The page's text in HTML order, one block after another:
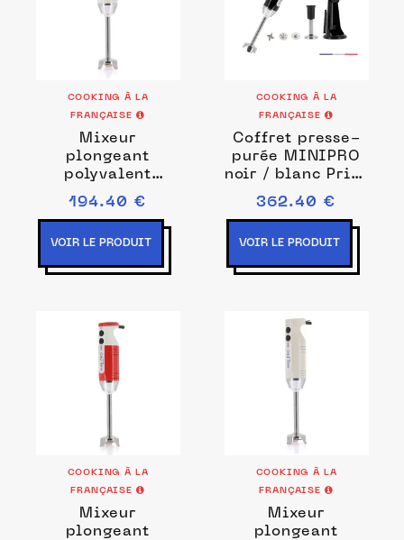
COOKING À LA
FRANÇAISE
Mixeur
plongeant
polyvalent
MINIPRO blanc /
noir Couleurs
194.40 €
VOIR LE PRODUIT
COOKING À LA
FRANÇAISE
Coffret presse-
purée MINIPRO
noir / blanc Prise
de courant EU
362.40 €
VOIR LE PRODUIT
COOKING À LA
FRANÇAISE
Mixeur
plongeant
COOKING À LA
FRANÇAISE
Mixeur
plongeant